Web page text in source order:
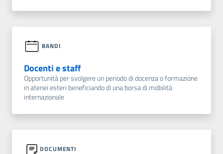
BANDI
Docenti e staff
Opportunità per svolgere un periodo di docenza o formazione
in atenei esteri beneficiando di una borsa di mobilità
internazionale
DOCUMENTI